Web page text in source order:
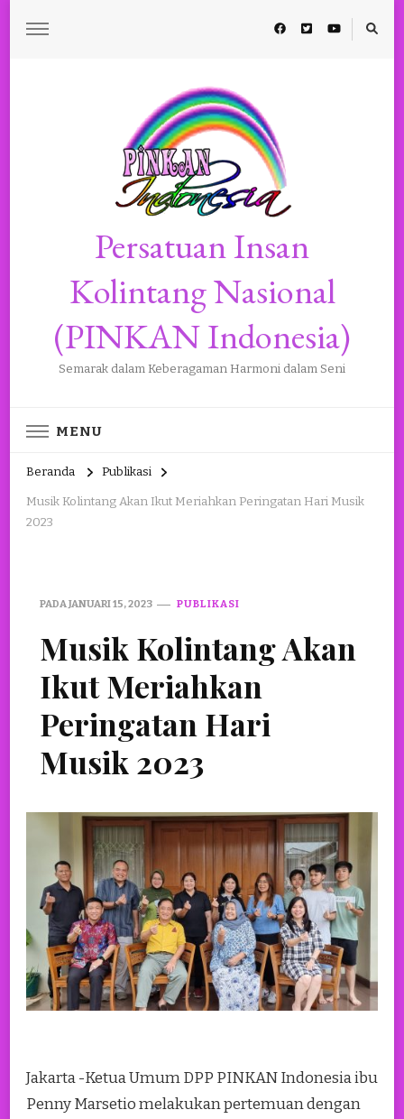
Persatuan Insan
Kolintang Nasional
(PINKAN Indonesia)
Semarak dalam Keberagaman Harmoni dalam Seni
MENU
Beranda Publikasi
Musik Kolintang Akan Ikut Meriahkan Peringatan Hari Musik
2023
PADAJANUARI 15, 2023 PUBLIKASI
Musik Kolintang Akan
Ikut Meriahkan
Peringatan Hari
Musik 2023
Jakarta -Ketua Umum DPP PINKAN Indonesia ibu
Penny Marsetio melakukan pertemuan dengan